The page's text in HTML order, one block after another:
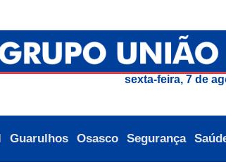
sexta-feira, 7 de
Guarulhos Osasco Segurança